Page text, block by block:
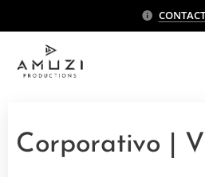
Corporativo |